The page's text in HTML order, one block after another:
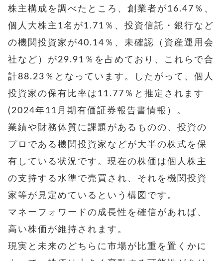
株主構成を調べたところ、創業者が16.47％、
個人大株主1名が1.71％、投資信託・銀行など
の機関投資家が40.14％、未確認（資産運用会
社など）が29.91％を占めており、これらで合
計88.23％となっています。したがって、個人
投資家の保有比率は11.77％と推定されます
(2024年11月期有価証券報告書情報）。
業績や財務体質に課題があるものの、投資の
プロである機関投資家などが大半の株式を保
有している状況です。現在の株価は個人株主
の支持する水準で売買され、それを機関投資
家等が見定めているという構図です。
マネーフォワードの成長性を確信があれば、
高い株価が維持されます。
現実と未来のどちらに市場が比重を置くかに